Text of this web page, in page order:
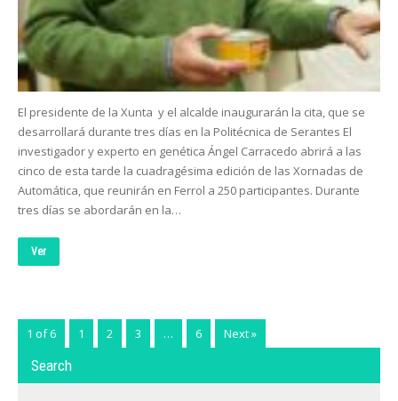
El presidente de la Xunta y el alcalde inaugurarán la cita, que se
desarrollará durante tres días en la Politécnica de Serantes El
investigador y experto en genética Ángel Carracedo abrirá a las
cinco de esta tarde la cuadragésima edición de las Xornadas de
Automática, que reunirán en Ferrol a 250 participantes. Durante
tres días se abordarán en la…
Ver
1 of 6 1 2 3 … 6 Next »
Search